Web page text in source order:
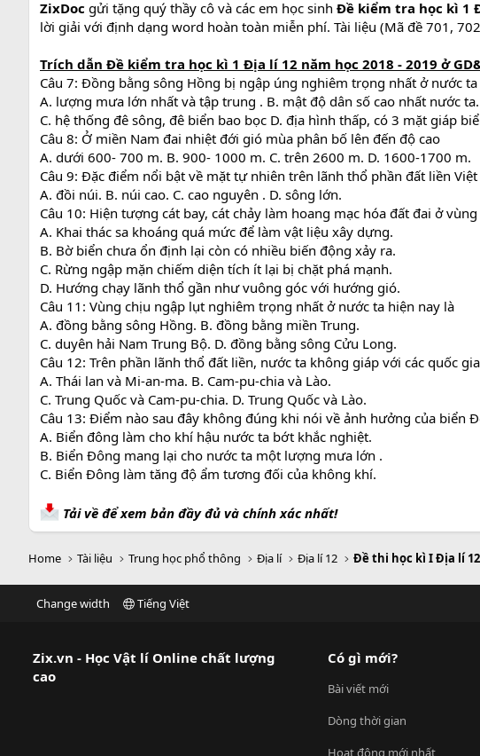
ZixDoc gửi tặng quý thầy cô và các em học sinh Đề kiểm tra học kì 1
lời giải với định dạng word hoàn toàn miễn phí. Tài liệu (Mã đề 701,
Trích dẫn Đề kiểm tra học kì 1 Địa lí 12 năm học 2018 - 2019 ở
Câu 7: Đồng bằng sông Hồng bị ngập úng nghiêm trọng nhất ở nước
A. lượng mưa lớn nhất và tập trung . B. mật độ dân số cao nhất nước ta.
C. hệ thống đê sông, đê biển bao bọc D. địa hình thấp, có 3 mặt giáp
Câu 8: Ở miền Nam đai nhiệt đới gió mùa phân bố lên đến độ cao
A. dưới 600- 700 m. B. 900- 1000 m. C. trên 2600 m. D. 1600-1700 m.
Câu 9: Đặc điểm nổi bật về mặt tự nhiên trên lãnh thổ phần đất liền
A. đồi núi. B. núi cao. C. cao nguyên . D. sông lớn.
Câu 10: Hiện tượng cát bay, cát chảy làm hoang mạc hóa đất đai ở
A. Khai thác sa khoáng quá mức để làm vật liệu xây dựng.
B. Bờ biển chưa ổn định lại còn có nhiều biến động xảy ra.
C. Rừng ngập mặn chiếm diện tích ít lại bị chặt phá mạnh.
D. Hướng chạy lãnh thổ gần như vuông góc với hướng gió.
Câu 11: Vùng chịu ngập lụt nghiêm trọng nhất ở nước ta hiện nay là
A. đồng bằng sông Hồng. B. đồng bằng miền Trung.
C. duyên hải Nam Trung Bộ. D. đồng bằng sông Cửu Long.
Câu 12: Trên phần lãnh thổ đất liền, nước ta không giáp với các quốc
A. Thái lan và Mi-an-ma. B. Cam-pu-chia và Lào.
C. Trung Quốc và Cam-pu-chia. D. Trung Quốc và Lào.
Câu 13: Điểm nào sau đây không đúng khi nói về ảnh hưởng của biển
A. Biển đông làm cho khí hậu nước ta bớt khắc nghiệt.
B. Biển Đông mang lại cho nước ta một lượng mưa lớn .
C. Biển Đông làm tăng độ ẩm tương đối của không khí.
Tải về để xem bản đầy đủ và chính xác nhất!
Home Tài liệu Trung học phổ thông Địa lí Địa lí 12 Đề thi học kì I Địa lí 12
Change width Tiếng Việt
Zix.vn - Học Vật lí Online chất lượng
cao
Có gì mới?
Bài viết mới
Dòng thời gian
Hoạt động mới nhất